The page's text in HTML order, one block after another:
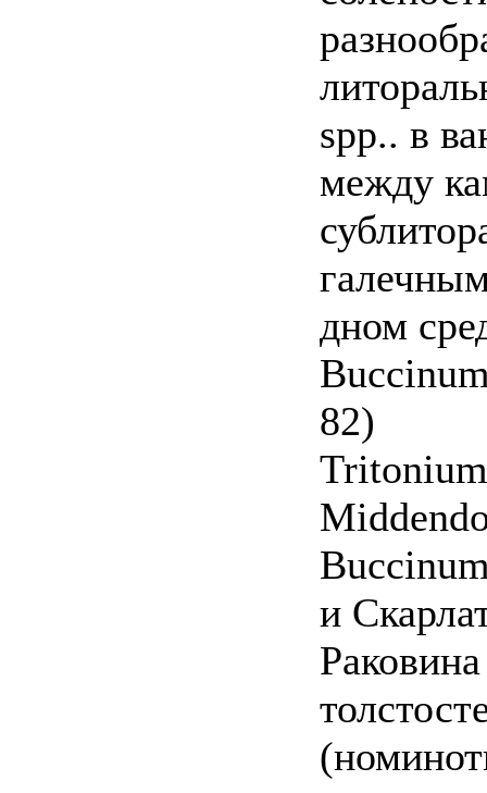
spp.. в
между
дном
82)
и